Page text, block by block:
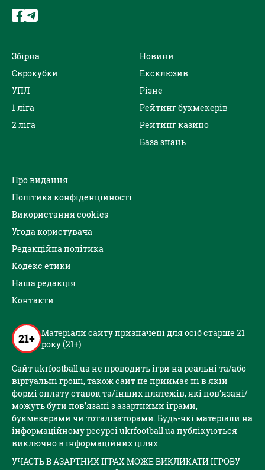
Збірна
Єврокубки
УПЛ
1 ліга
2 ліга
Новини
Ексклюзив
Різне
Рейтинг букмекерів
Рейтинг казино
База знань
Про видання
Політика конфіденційності
Використання cookies
Угода користувача
Редакційна політика
Кодекс етики
Наша редакція
Контакти
21+ Матеріали сайту призначені для осіб старше 21
року (21+)
Сайт ukrfootball.ua не проводить ігри на реальні та/або
віртуальні гроші, також сайт не приймає ні в якій
формі оплату ставок та/інших платежів, які пов’язані/
можуть бути пов’язані з азартними іграми,
букмекерами чи тоталізаторами. Будь-які матеріали на
інформаційному ресурсі ukrfootball.ua публікуються
виключно в інформаційних цілях.
УЧАСТЬ В АЗАРТНИХ ІГРАХ МОЖЕ ВИКЛИКАТИ ІГРОВУ